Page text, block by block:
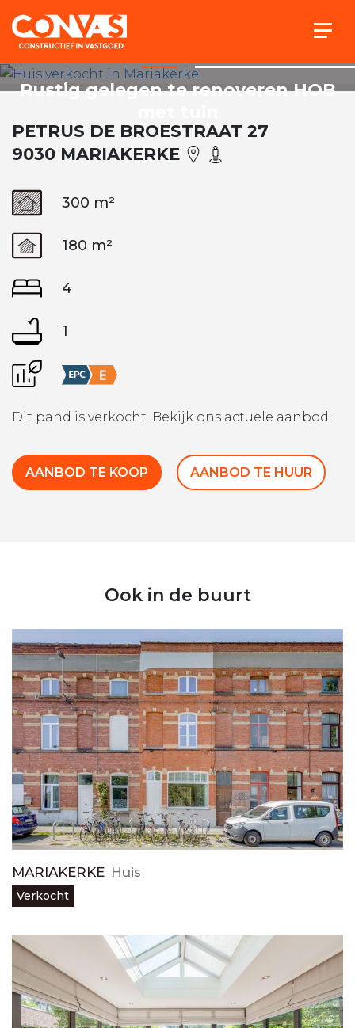
PETRUS DE BROESTRAAT 27
9030 MARIAKERKE
300 m²
180 m²
4
1
Dit pand is verkocht. Bekijk ons actuele aanbod:
AANBOD TE KOOP AANBOD TE HUUR
Rustig gelegen te renoveren HOB
Ook in de buurt
MARIAKERKE Huis
Verkocht